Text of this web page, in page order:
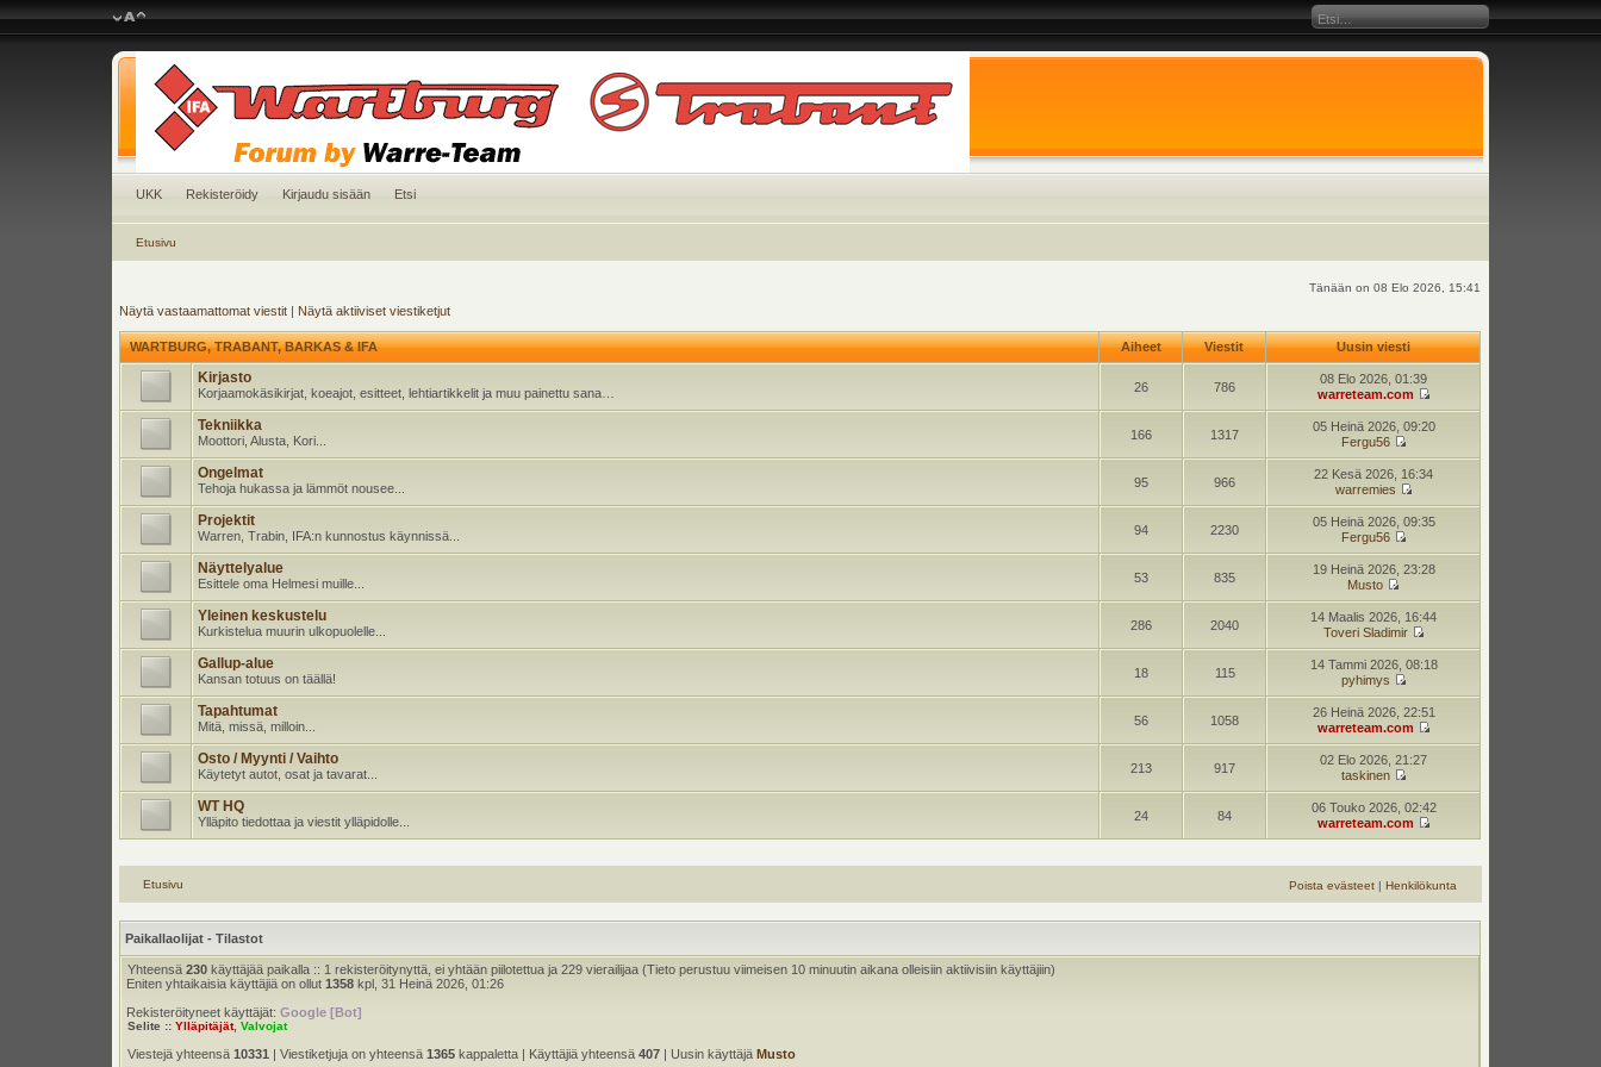
UKK Rekisteröidy Kirjaudu sisään Etsi
Etusivu
Tänään on 08 Elo 2026, 15:41
Näytä vastaamattomat viestit | Näytä aktiiviset viestiketjut
WARTBURG, TRABANT, BARKAS & IFA Aiheet Viestit Uusin viesti
Kirjasto
Korjaamokäsikirjat, koeajot, esitteet, lehtiartikkelit ja muu painettu sana… 26 786
08 Elo 2026, 01:39
warreteam.com
Tekniikka
Moottori, Alusta, Kori... 166 1317
05 Heinä 2026, 09:20
Fergu56
Ongelmat
Tehoja hukassa ja lämmöt nousee... 95 966
22 Kesä 2026, 16:34
warremies
Projektit
Warren, Trabin, IFA:n kunnostus käynnissä... 94 2230
05 Heinä 2026, 09:35
Fergu56
Näyttelyalue
Esittele oma Helmesi muille... 53 835
19 Heinä 2026, 23:28
Musto
Yleinen keskustelu
Kurkistelua muurin ulkopuolelle... 286 2040
14 Maalis 2026, 16:44
Toveri Sladimir
Gallup-alue
Kansan totuus on täällä! 18 115
14 Tammi 2026, 08:18
pyhimys
Tapahtumat
Mitä, missä, milloin... 56 1058
26 Heinä 2026, 22:51
warreteam.com
Osto / Myynti / Vaihto
Käytetyt autot, osat ja tavarat... 213 917
02 Elo 2026, 21:27
taskinen
WT HQ
Ylläpito tiedottaa ja viestit ylläpidolle... 24 84
06 Touko 2026, 02:42
warreteam.com
Poista evästeet| Henkilökunta
Etusivu
Paikallaolijat - Tilastot
Yhteensä230 käyttäjää paikalla :: 1 rekisteröitynyttä, ei yhtään piilotettua ja 229 vierailijaa (Tieto perustuu viimeisen 10 minuutin aikana olleisiin aktiivisiin käyttäjiin)
Eniten yhtaikaisia käyttäjiä on ollut1358 kpl, 31 Heinä 2026, 01:26
Rekisteröityneet käyttäjät:Google [Bot]
Selite ::Ylläpitäjät,Valvojat
Viestejä yhteensä10331 | Viestiketjuja on yhteensä1365 kappaletta | Käyttäjiä yhteensä407 | Uusin käyttäjäMusto